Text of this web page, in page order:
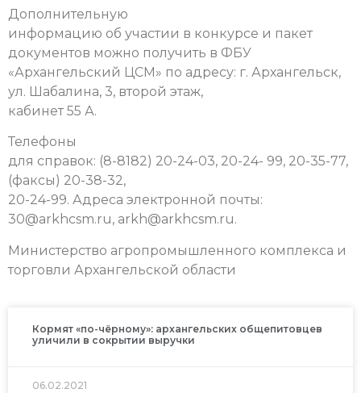
Дополнительную
информацию об участии в конкурсе и пакет
документов можно получить в ФБУ
«Архангельский ЦСМ» по адресу: г. Архангельск,
ул. Шабалина, 3, второй этаж,
кабинет 55 А.
Телефоны
для справок: (8-8182) 20-24-03, 20-24- 99, 20-35-77,
(факсы) 20-38-32,
20-24-99. Адреса электронной почты:
30@arkhcsm.ru, arkh@arkhcsm.ru.
Министерство агропромышленного комплекса и
торговли Архангельской области
Кормят «по-чёрному»: архангельских общепитовцев
уличили в сокрытии выручки
06.02.2021